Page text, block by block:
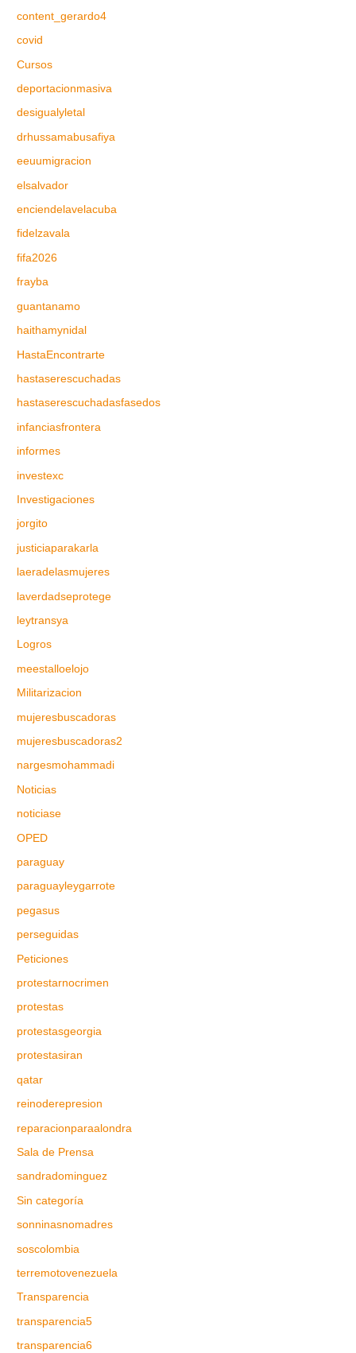
content_gerardo4
covid
Cursos
deportacionmasiva
desigualyletal
drhussamabusafiya
eeuumigracion
elsalvador
enciendelavelacuba
fidelzavala
fifa2026
frayba
guantanamo
haithamynidal
HastaEncontrarte
hastaserescuchadas
hastaserescuchadasfasedos
infanciasfrontera
informes
investexc
Investigaciones
jorgito
justiciaparakarla
laeradelasmujeres
laverdadseprotege
leytransya
Logros
meestalloelojo
Militarizacion
mujeresbuscadoras
mujeresbuscadoras2
nargesmohammadi
Noticias
noticiase
OPED
paraguay
paraguayleygarrote
pegasus
perseguidas
Peticiones
protestarnocrimen
protestas
protestasgeorgia
protestasiran
qatar
reinoderepresion
reparacionparaalondra
Sala de Prensa
sandradominguez
Sin categoría
sonninasnomadres
soscolombia
terremotovenezuela
Transparencia
transparencia5
transparencia6